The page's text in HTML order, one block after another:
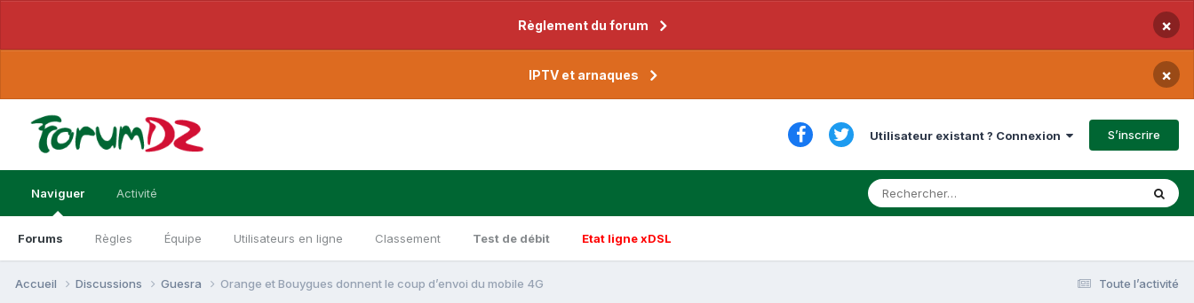
Règlement du forum ×
IPTV et arnaques ×
Utilisateur existant ? Connexion S’inscrire
Naviguer
Forums Règles Équipe Utilisateurs en ligne Classement Test de débit Etat ligne xDSL
Activité
Toute l’activité
Accueil Discussions Guesra Orange et Bouygues donnent le coup d’envoi du mobile 4G